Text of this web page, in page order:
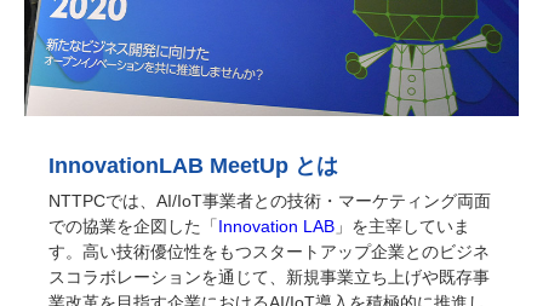
InnovationLAB MeetUp とは
NTTPCでは、AI/IoT事業者との技術・マーケティング両面
での協業を企図した「Innovation LAB 」を主宰していま
す。高い技術優位性をもつスタートアップ企業とのビジネ
スコラボレーションを通じて、新規事業立ち上げや既存事
業改革を目指す企業におけるAI/IoT導入を積極的に推進し